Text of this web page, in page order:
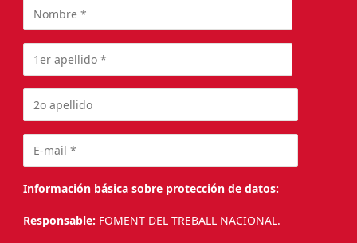
Información básica sobre protección de datos:
Responsable: FOMENT DEL TREBALL NACIONAL.